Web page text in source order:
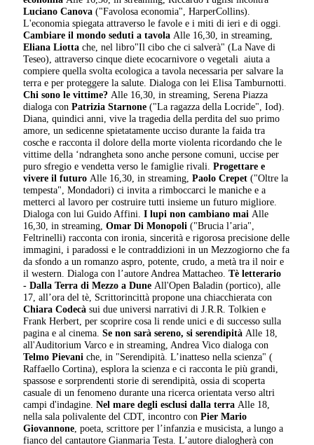
Luciano Canova ("Favolosa economia", HarperCollins).
L'economia spiegata attraverso le favole e i miti di ieri e di oggi.
Cambiare il mondo seduti a tavola Alle 16,30, in streaming,
Eliana Liottache, nel libro"Il cibo che ci salverà" (La Nave di
Teseo), attraverso cinque diete ecocarnivore o vegetali aiuta a
compiere quella svolta ecologica a tavola necessaria per salvare la
terra e per proteggere la salute. Dialoga con lei Elisa Tamburnotti.
Chi sono le vittime? Alle 16,30, in streaming, Serena Piazza
dialoga conPatrizia Starnone ("La ragazza della Locride", Iod).
Diana, quindici anni, vive la tragedia della perdita del suo primo
amore, un sedicenne spietatamente ucciso durante la faida tra
cosche e racconta il dolore della morte violenta ricordando che le
vittime della ‘ndrangheta sono anche persone comuni, uccise per
puro sfregio e vendetta verso le famiglie rivali.Progettare e
vivere il futuro Alle 16,30, in streaming,Paolo Crepet ("Oltre la
tempesta", Mondadori) ci invita a rimboccarci le maniche e a
metterci al lavoro per costruire tutti insieme un futuro migliore.
Dialoga con lui Guido Affini.I lupi non cambiano mai Alle
16,30, in streaming, Omar Di Monopoli ("Brucia l’aria",
Feltrinelli) racconta con ironia, sincerità e rigorosa precisione delle
immagini, i paradossi e le contraddizioni in un Mezzogiorno che fa
da sfondo a un romanzo aspro, potente, crudo, a metà tra il noir e
il western. Dialoga con l’autore Andrea Mattacheo.Tè letterario
- Dalla Terra di Mezzo a Dune All'Open Baladin (portico), alle
17, all’ora del tè, Scrittorincittà propone una chiacchierata con
Chiara Codecà sui due universi narrativi di J.R.R. Tolkien e
Frank Herbert, per scoprire cosa li rende unici e di successo sulla
pagina e al cinema.Se non sarà sereno, si serendipità Alle 18,
all'Auditorium Varco e in streaming, Andrea Vico dialoga con
Telmo Pievaniche, in "Serendipità. L’inatteso nella scienza" (
Raffaello Cortina), esplora la scienza e ci racconta le più grandi,
spassose e sorprendenti storie di serendipità, ossia di scoperta
casuale di un fenomeno durante una ricerca orientata verso altri
campi d'indagine.Nel mare degli esclusi dalla terra Alle 18,
nella sala polivalente del CDT, incontro conPier Mario
Giovannone , poeta, scrittore per l’infanzia e musicista, a lungo a
fianco del cantautore Gianmaria Testa. L’autore dialogherà con